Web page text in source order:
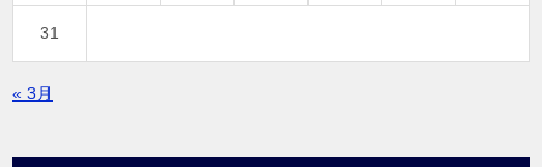
31
« 3月